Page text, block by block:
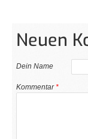
Neuen
Dein Name
Kommentar*